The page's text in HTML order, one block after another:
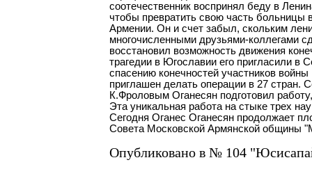
соотечественник воспринял беду в
чтобы превратить свою часть больницы
Армении. Он и счет забыл, скольким
многочисленными друзьями-коллегами
восстановил возможность движения
трагедии в Югославии его пригласили в
спасению конечностей участников
приглашен делать операции в 27 стран.
К.Фроловым Оганесян подготовил
Эта уникальная работа на стыке трех
Сегодня Оганес Оганесян продолжает
Совета Московской Армянской общины
Опубликовано в № 104